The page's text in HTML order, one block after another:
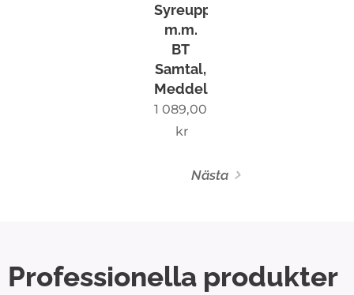
Syreupptagning
m.m.
BT
Samtal,
Meddelanden
1 089,00
kr
Nästa
Professionella produkter